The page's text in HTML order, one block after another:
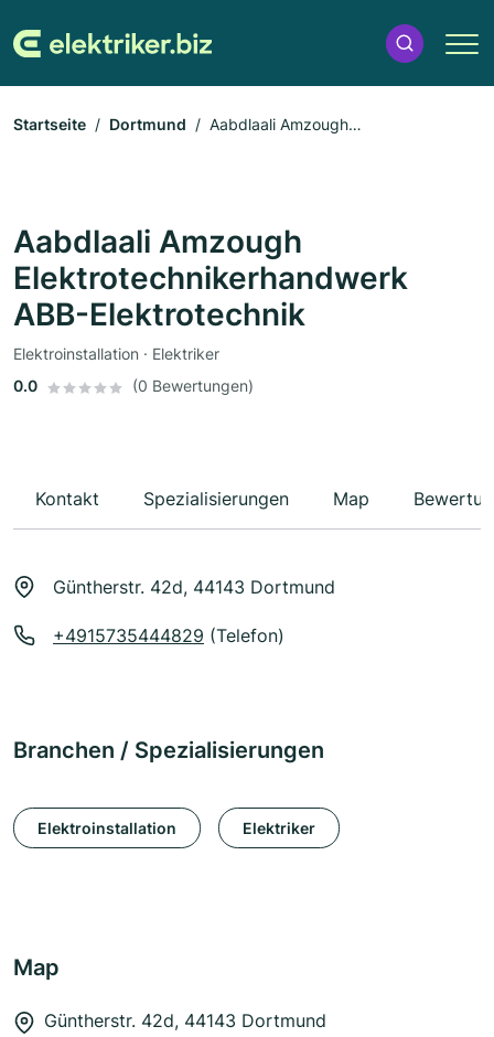
Startseite Dortmund
Aabdlaali Amzough
Aabdlaali Amzough
Elektrotechnikerhandwerk
ABB-Elektrotechnik
Elektroinstallation · Elektriker
0.0
(0 Bewertungen)
Kontakt Spezialisierungen Map
Güntherstr. 42d, 44143 Dortmund
+4915735444829 (Telefon)
Branchen / Spezialisierungen
Elektroinstallation Elektriker
Map
Güntherstr. 42d, 44143 Dortmund